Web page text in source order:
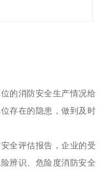
的消防安全生产情况给
存在的隐患，做到及时
全评估报告，企业的受
辨识、危险度消防安全